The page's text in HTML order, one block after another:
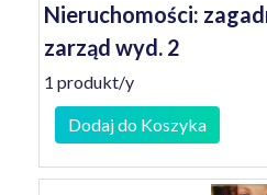
Nieruchomości:
zarząd wyd. 2
1 produkt/y
Dodaj do Koszyka